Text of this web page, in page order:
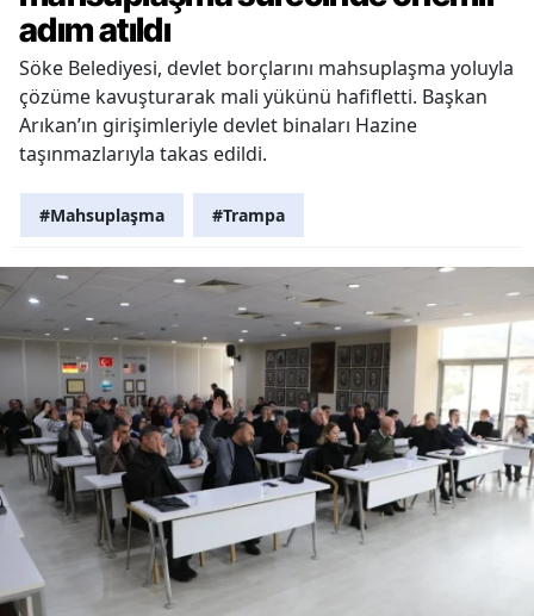
adım atıldı
Söke Belediyesi, devlet borçlarını mahsuplaşma yoluyla
çözüme kavuşturarak mali yükünü hafifletti. Başkan
Arıkan’ın girişimleriyle devlet binaları Hazine
taşınmazlarıyla takas edildi.
#Mahsuplaşma #Trampa